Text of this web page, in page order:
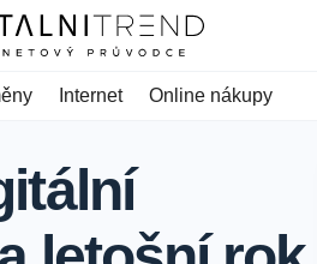
Internet Online nákupy